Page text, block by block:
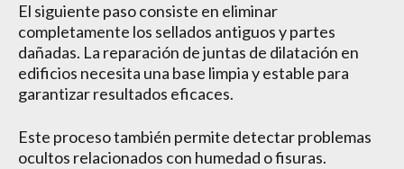
El siguiente paso consiste en eliminar
completamente los sellados antiguos y partes
dañadas. La reparación de juntas de dilatación en
edificios necesita una base limpia y estable para
garantizar resultados eficaces.
Este proceso también permite detectar problemas
ocultos relacionados con humedad o fisuras.